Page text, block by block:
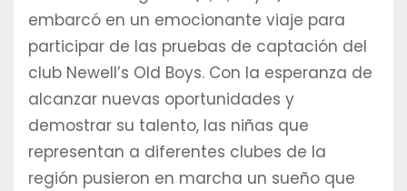
embarcó en un emocionante viaje para
participar de las pruebas de captación del
club Newell’s Old Boys. Con la esperanza de
alcanzar nuevas oportunidades y
demostrar su talento, las niñas que
representan a diferentes clubes de la
región pusieron en marcha un sueño que